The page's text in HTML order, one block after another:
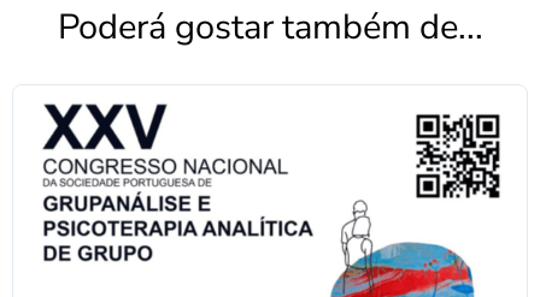
Poderá gostar também de...